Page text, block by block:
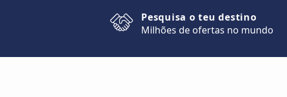
Pesquisa o teu destino
Milhões de ofertas no mundo